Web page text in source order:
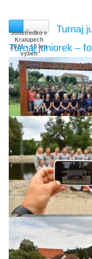
Soustředko v
Kralupech
2021 – 10 km
výběh
Turnaj
Turnaj juniorek –
1 místo :
2 místo :